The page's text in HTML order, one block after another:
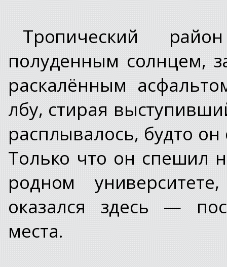
Тропический
полуденным солнцем,
раскалённым
лбу, стирая
расплывалось, будто
Только что он спешил
родном
оказался здесь —
места.